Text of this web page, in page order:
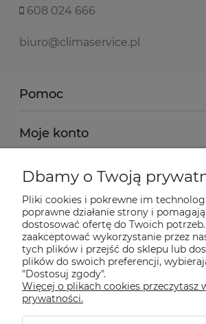
608 024 666
biuro@climaservice.pl
Pomoc
Moje konto
Płatności i dostawa
Informacje
O nas
Nasze sklepy Allegro
Dbamy o Twoją
Pliki cookies i pokrewne im
poprawne działanie strony i
dostosować ofertę do Twoich potrzeb.
zaakceptować wykorzystanie przez
tych plików i przejść do sklepu lub
plików do swoich preferencji,
"Dostosuj zgody".
Więcej o plikach cookies przeczytasz
prywatności.